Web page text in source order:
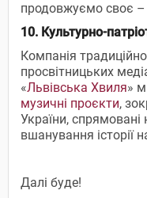
продовжуємо своє –
10. Культурно-
Компанія
просвітницьких
«Львівська Хвиля»
музичні проєкти,
України, спрямовані
вшанування історії
Далі буде!